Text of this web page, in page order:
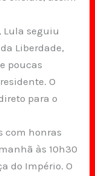
Lula seguiu
Liberdade,
poucas
O
para o
com honras
às 10h30
do Império. O